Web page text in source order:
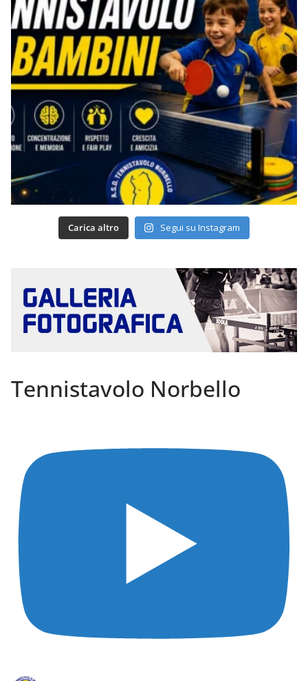
Carica altro Segui su Instagram
Tennistavolo Norbello